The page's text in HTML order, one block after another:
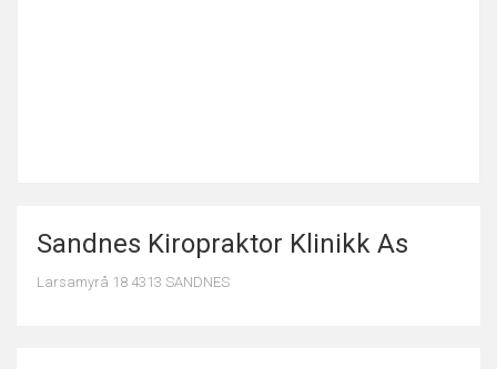
Sandnes Kiropraktor Klinikk As
Larsamyrå 18 4313 SANDNES